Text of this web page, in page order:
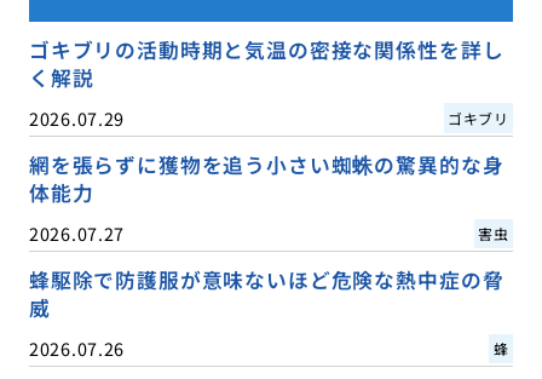
ゴキブリの活動時期と気温の密接な関係性を詳し
く解説
2026.07.29 ゴキブリ
網を張らずに獲物を追う小さい蜘蛛の驚異的な身
体能力
2026.07.27 害虫
蜂駆除で防護服が意味ないほど危険な熱中症の脅
威
2026.07.26 蜂